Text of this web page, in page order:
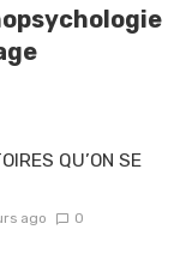
QU’ON SE
ago 0